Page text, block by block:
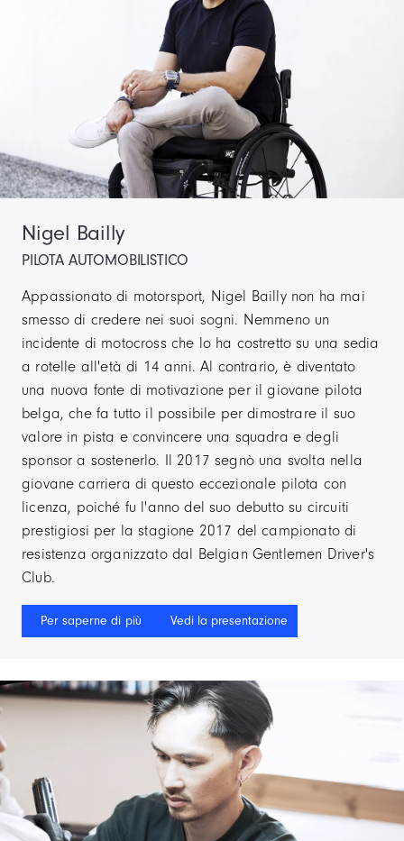
Nigel Bailly
PILOTA AUTOMOBILISTICO
Appassionato di motorsport, Nigel Bailly non ha mai
smesso di credere nei suoi sogni. Nemmeno un
incidente di motocross che lo ha costretto su una sedia
a rotelle all'età di 14 anni. Al contrario, è diventato
una nuova fonte di motivazione per il giovane pilota
belga, che fa tutto il possibile per dimostrare il suo
valore in pista e convincere una squadra e degli
sponsor a sostenerlo. Il 2017 segnò una svolta nella
giovane carriera di questo eccezionale pilota con
licenza, poiché fu l'anno del suo debutto su circuiti
prestigiosi per la stagione 2017 del campionato di
resistenza organizzato dal Belgian Gentlemen Driver's
Club.
Per saperne di più Vedi la presentazione